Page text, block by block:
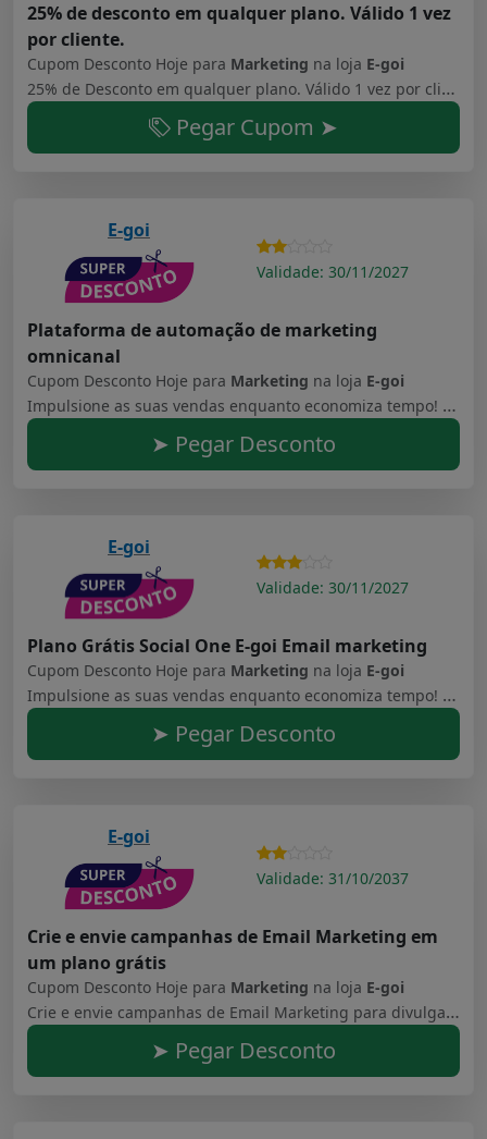
25% de desconto em qualquer plano. Válido 1 vez
por cliente.
Cupom Desconto Hoje para Marketing na loja E-goi
25% de Desconto em qualquer plano. Válido 1 vez por cliente. - 5001 Pague com Amor - Plano Free que permite usar a plataforma, você precisa apenas compartilhar em seu Facebook e Twitter para poder usar até 5000 contatos
Pegar Cupom ➤
E-goi
Validade: 30/11/2027
Plataforma de automação de marketing
omnicanal
Cupom Desconto Hoje para Marketing na loja E-goi
Impulsione as suas vendas enquanto economiza tempo! Conquiste novos clientes, fidelize como nunca e aumente as vendas do seu E-commerce em até 34% com uma só plataforma. Mais de 20 funcionalidades para potencializar sua marca com estratégia e eficiência!
➤ Pegar Desconto
E-goi
Validade: 30/11/2027
Plano Grátis Social One E-goi Email marketing
Cupom Desconto Hoje para Marketing na loja E-goi
Impulsione as suas vendas enquanto economiza tempo! Conquiste novos clientes, fidelize como nunca e aumente as vendas do seu E-commerce em até 34% com uma só plataforma. Mais de 20 funcionalidades para potencializar sua marca com estratégia e eficiência!
➤ Pegar Desconto
E-goi
Validade: 31/10/2037
Crie e envie campanhas de Email Marketing em
um plano grátis
Cupom Desconto Hoje para Marketing na loja E-goi
Crie e envie campanhas de Email Marketing para divulgar o seu negócio. Chegue sempre ao seu destinatário. Comece a criar a sua base em um plano grátis e evolua ao seu ritmo para um plano profissional.
➤ Pegar Desconto